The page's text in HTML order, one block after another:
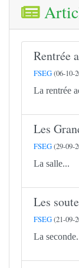
Rentrée
FSEG(06-10-
La rentrée
Les
FSEG(29-09-
La salle...
Les
FSEG(21-09-
La